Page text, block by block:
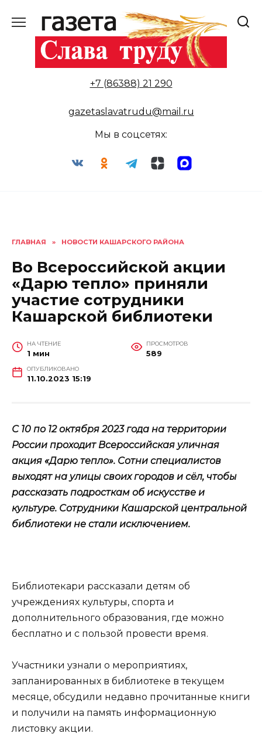
содержанию
+7 (86388) 21 290
gazetaslavatrudu@mail.ru
Мы в соцсетях:
ГЛАВНАЯ » НОВОСТИ КАШАРСКОГО РАЙОНА
Во Всероссийской акции
«Дарю тепло» приняли
участие сотрудники
Кашарской библиотеки
НА ЧТЕНИЕ
1 мин
ПРОСМОТРОВ
589
ОПУБЛИКОВАНО
11.10.2023 15:19
С 10 по 12 октября 2023 года на территории
России проходит Всероссийская уличная
акция «Дарю тепло». Сотни специалистов
выходят на улицы своих городов и сёл, чтобы
рассказать подросткам об искусстве и
культуре. Сотрудники Кашарской центральной
библиотеки не стали исключением.
Библиотекари рассказали детям об
учреждениях культуры, спорта и
дополнительного образования, где можно
бесплатно и с пользой провести время.
Участники узнали о мероприятиях,
запланированных в библиотеке в текущем
месяце, обсудили недавно прочитанные книги
и получили на память информационную
листовку акции.